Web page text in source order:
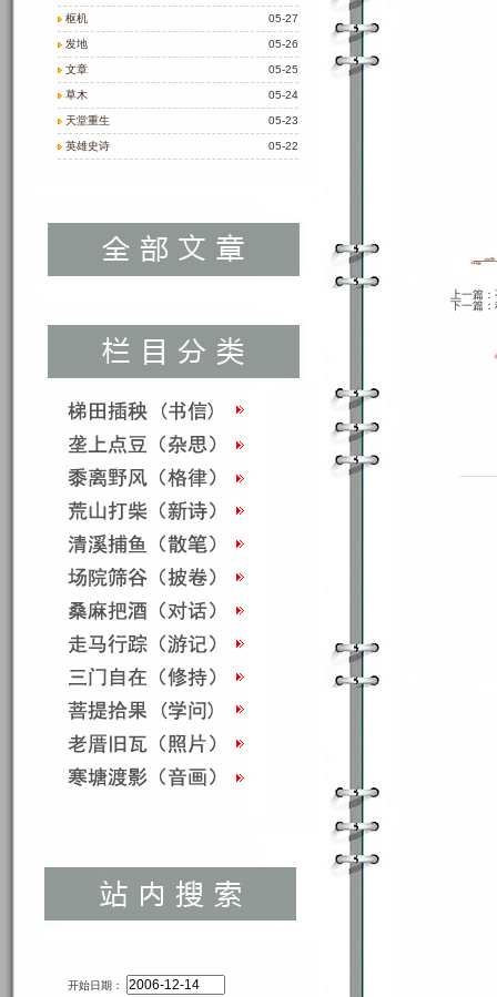
05-27
枢机
05-26
发地
05-25
文章
05-24
草木
05-23
天堂重生
05-22
英雄史诗
开始日期：
上一篇：
下一篇：